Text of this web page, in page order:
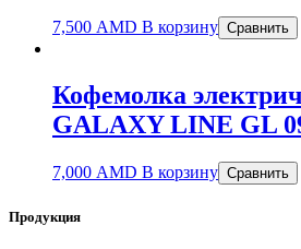
7,500 AMD В корзину Сравнить
Кофемолка
GALAXY LINE GL
7,000 AMD В корзину Сравнить
Продукция